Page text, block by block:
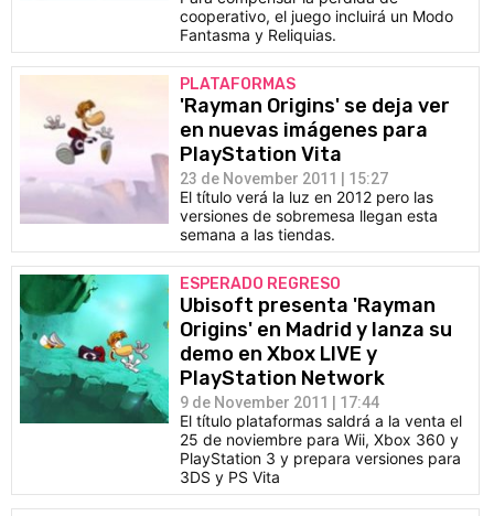
cooperativo, el juego incluirá un Modo
Fantasma y Reliquias.
PLATAFORMAS
'Rayman Origins' se deja ver
en nuevas imágenes para
PlayStation Vita
23 de November 2011 | 15:27
El título verá la luz en 2012 pero las
versiones de sobremesa llegan esta
semana a las tiendas.
ESPERADO REGRESO
Ubisoft presenta 'Rayman
Origins' en Madrid y lanza su
demo en Xbox LIVE y
PlayStation Network
9 de November 2011 | 17:44
El título plataformas saldrá a la venta el
25 de noviembre para Wii, Xbox 360 y
PlayStation 3 y prepara versiones para
3DS y PS Vita